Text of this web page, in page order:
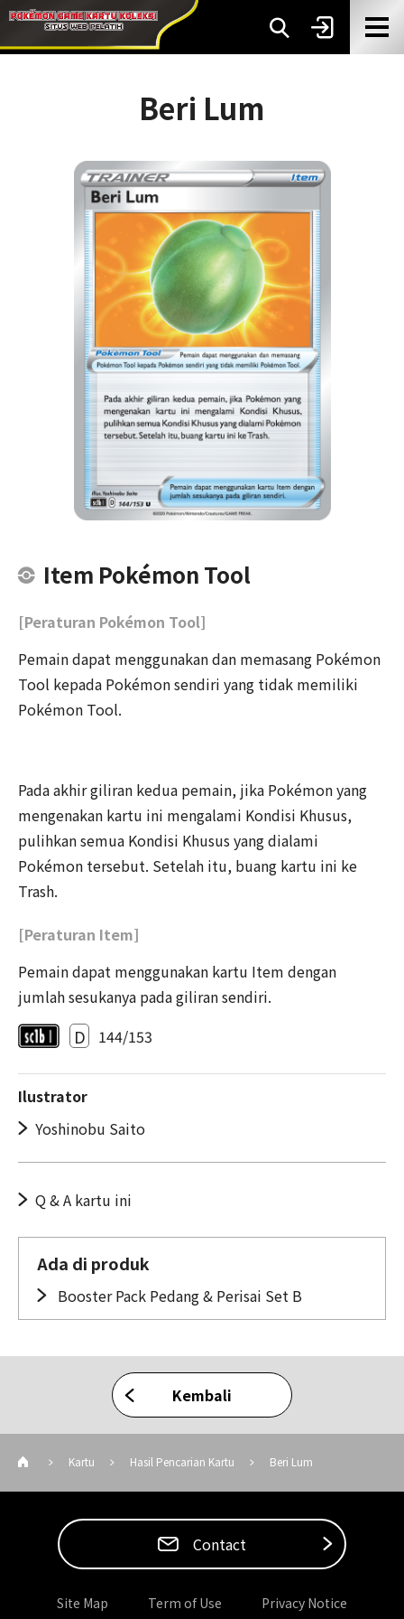
Beri Lum
Item Pokémon Tool
[Peraturan Pokémon Tool]
Pemain dapat menggunakan dan memasang Pokémon
Tool kepada Pokémon sendiri yang tidak memiliki
Pokémon Tool.
Pada akhir giliran kedua pemain, jika Pokémon yang
mengenakan kartu ini mengalami Kondisi Khusus,
pulihkan semua Kondisi Khusus yang dialami
Pokémon tersebut. Setelah itu, buang kartu ini ke
Trash.
[Peraturan Item]
Pemain dapat menggunakan kartu Item dengan
jumlah sesukanya pada giliran sendiri.
D 144/153
Ilustrator
Yoshinobu Saito
Q & A kartu ini
Ada di produk
Booster Pack Pedang & Perisai Set B
Kembali
Kartu Hasil Pencarian Kartu Beri Lum
Contact
Site Map Term of Use Privacy Notice